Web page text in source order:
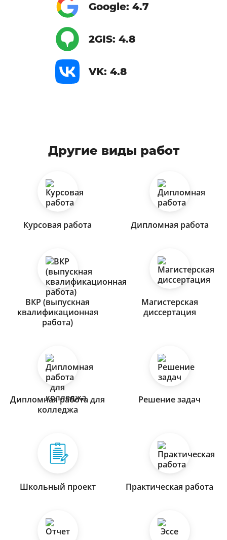
Google: 4.7
2GIS: 4.8
VK: 4.8
Другие виды работ
Курсовая работа Дипломная работа
ВКР (выпускная
квалификационная
работа)
Магистерская
диссертация
Дипломная работа для
колледжа
Решение задач
Школьный проект Практическая работа